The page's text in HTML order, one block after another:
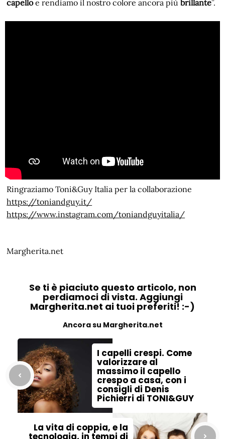
capelloe rendiamo il nostro colore ancora piùbrillante”.
Ringraziamo Toni&Guy Italia per la collaborazione
https://toniandguy.it/
https://www.instagram.com/toniandguyitalia/
Margherita.net
Se ti è piaciuto questo articolo, non
perdiamoci di vista. Aggiungi
Margherita.net ai tuoi preferiti! :-)
Ancora su Margherita.net
I capelli crespi. Come
valorizzare al
massimo il capello
crespo a casa, con i
consigli di Denis
Pichierri di TONI&GUY
La vita di coppia, e la
tecnologia, in tempi di